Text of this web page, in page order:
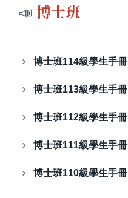
📣 博士班
博士班114級學生手冊
博士班113級學生手冊
博士班112級學生手冊
博士班111級學生手冊
博士班110級學生手冊